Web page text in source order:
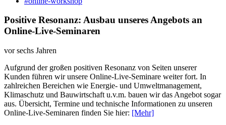
Positive Resonanz: Ausbau unseres Angebots an
Online-Live-Seminaren
vor sechs Jahren
Aufgrund der großen positiven Resonanz von Seiten unserer
Kunden führen wir unsere Online-Live-Seminare weiter fort. In
zahlreichen Bereichen wie Energie- und Umweltmanagement,
Klimaschutz und Bauwirtschaft u.v.m. bauen wir das Angebot sogar
aus. Übersicht, Termine und technische Informationen zu unseren
Online-Live-Seminaren finden Sie hier: [Mehr]